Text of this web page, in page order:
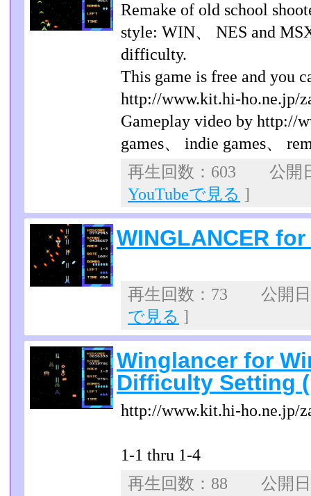
Remake of old school
style: WIN、 NES and
difficulty.
This game is free and you
http://www.kit.hi-ho.ne.jp/
Gameplay video by http://
games、 indie games、
再生回数：603 公開
YouTubeで見る ]
WINGLANCER
再生回数：73 公開
で見る ]
Winglancer for
Difficulty Setting
http://www.kit.hi-ho.ne.jp/
1-1 thru 1-4
再生回数：88 公開